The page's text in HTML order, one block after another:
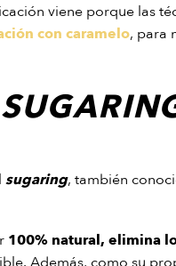
viene porque las
con caramelo, para
sugaring, también
100% natural, elimina